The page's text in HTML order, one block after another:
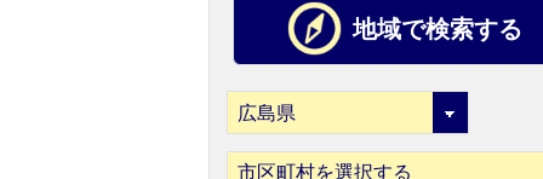
地域で検索する
市区町村を選択する